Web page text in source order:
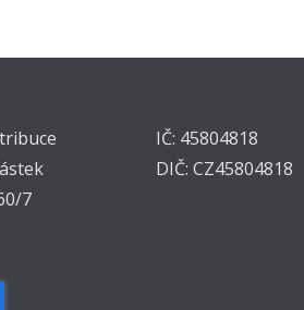
7
IČ: 45804818
DIČ: CZ45804818